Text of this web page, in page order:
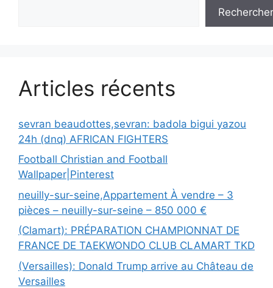
Rechercher
Articles récents
sevran beaudottes,sevran: badola bigui yazou
24h (dnq) AFRICAN FIGHTERS
Football Christian and Football
Wallpaper|Pinterest
neuilly-sur-seine,Appartement À vendre – 3
pièces – neuilly-sur-seine – 850 000 €
(Clamart): PRÉPARATION CHAMPIONNAT DE
FRANCE DE TAEKWONDO CLUB CLAMART TKD
(Versailles): Donald Trump arrive au Château de
Versailles